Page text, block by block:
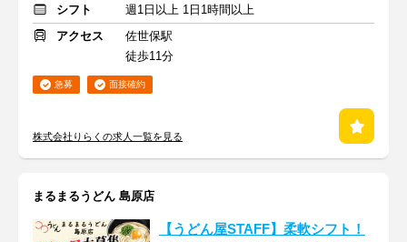
シフト
週1日以上 1日1時間以上
アクセス
佐世保駅
徒歩11分
急募 面接確約
株式会社りらくの求人一覧を見る
まるまるうどん 島原店
【うどん屋STAFF】柔軟シフト！